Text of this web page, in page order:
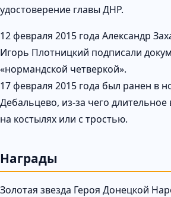
удостоверение главы ДНР.
12 февраля 2015 года Александр
Игорь Плотницкий подписали
«нормандской четверкой».
17 февраля 2015 года был ранен в
Дебальцево, из-за чего длительное
на костылях или с тростью.
Награды
Золотая звезда Героя Донецкой